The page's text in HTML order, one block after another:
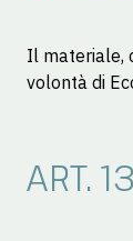
Il materiale,
volontà di
ART.